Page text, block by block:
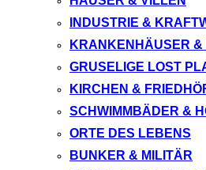
INDUSTRIE &
KRANKENHÄUSER &
GRUSELIGE LOST
KIRCHEN &
SCHWIMMBÄDER &
ORTE DES LEBENS
BUNKER & MILITÄR